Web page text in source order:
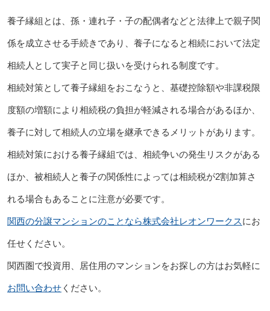
養子縁組とは、孫・連れ子・子の配偶者などと法律上で親子関
係を成立させる手続きであり、養子になると相続において法定
相続人として実子と同じ扱いを受けられる制度です。
相続対策として養子縁組をおこなうと、基礎控除額や非課税限
度額の増額により相続税の負担が軽減される場合があるほか、
養子に対して相続人の立場を継承できるメリットがあります。
相続対策における養子縁組では、相続争いの発生リスクがある
ほか、被相続人と養子の関係性によっては相続税が2割加算さ
れる場合もあることに注意が必要です。
関西の分譲マンションのことなら株式会社レオンワークスにお
任せください。
関西圏で投資用、居住用のマンションをお探しの方はお気軽に
お問い合わせください。